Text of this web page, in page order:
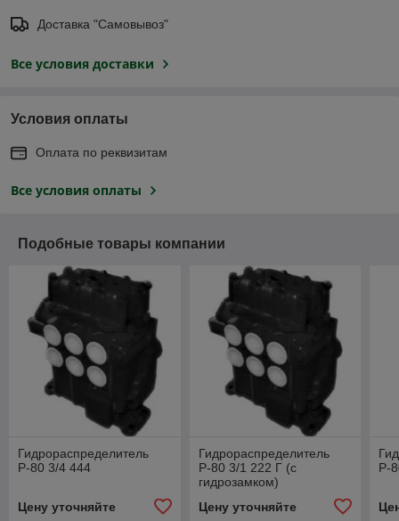
Доставка "Самовывоз"
Все условия доставки
Условия оплаты
Оплата по реквизитам
Все условия оплаты
Подобные товары компании
Гидрораспределитель
Р-80 3/4 444
Цену уточняйте
Гидрораспределитель
Р-80 3/1 222 Г (с
гидрозамком)
Цену уточняйте
Р-